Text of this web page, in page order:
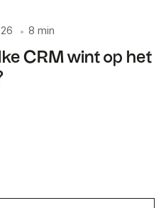
• 8 min
CRM wint op het